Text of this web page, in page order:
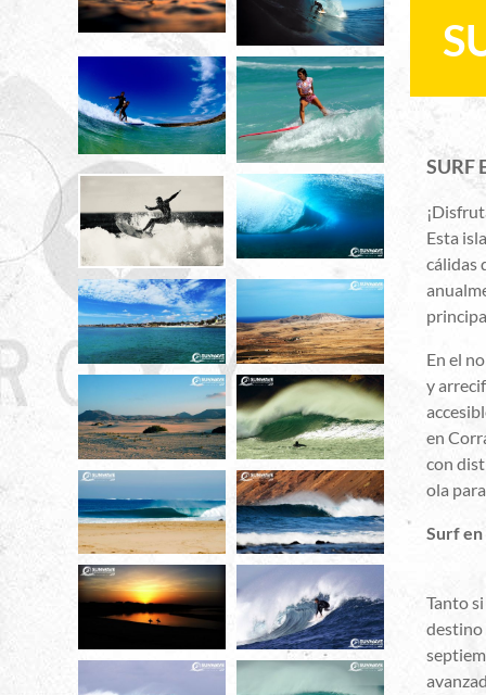
SURF
Esta
cálidas
En el
y
en
con
ola
Surf
Tanto
destino